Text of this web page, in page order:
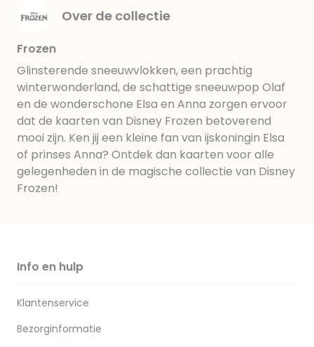
Over de collectie
Frozen
Glinsterende sneeuwvlokken, een prachtig
winterwonderland, de schattige sneeuwpop Olaf
en de wonderschone Elsa en Anna zorgen ervoor
dat de kaarten van Disney Frozen betoverend
mooi zijn. Ken jij een kleine fan van ijskoningin Elsa
of prinses Anna? Ontdek dan kaarten voor alle
gelegenheden in de magische collectie van Disney
Frozen!
Info en hulp
Klantenservice
Bezorginformatie